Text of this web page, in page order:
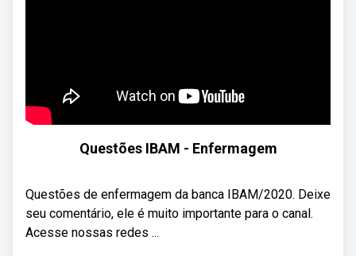
Questões IBAM - Enfermagem
Questões de enfermagem da banca IBAM/2020. Deixe
seu comentário, ele é muito importante para o canal.
Acesse nossas redes ...